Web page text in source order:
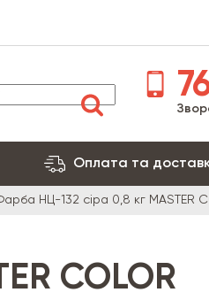
Оплата та
НЦ-132 сіра 0,8 кг MASTER
COLOR